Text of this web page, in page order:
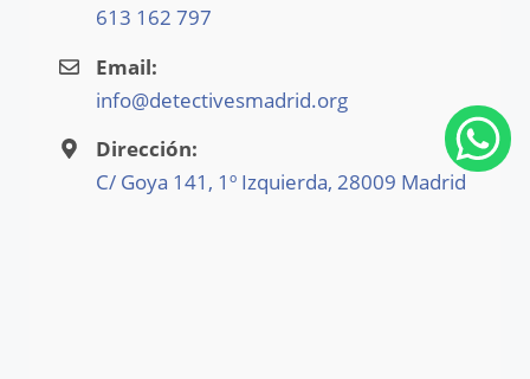
613 162 797
Email:
info@detectivesmadrid.org
Dirección:
C/ Goya 141, 1º Izquierda, 28009 Madrid